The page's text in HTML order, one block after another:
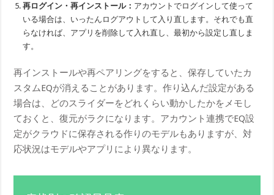
再ログイン・再インストール： アカウントでログインして使って
いる場合は、いったんログアウトして入り直します。それでも直
らなければ、アプリを削除して入れ直し、最初から設定し直しま
す。
再インストールや再ペアリングをすると、保存していたカ
スタムEQが消えることがあります。作り込んだ設定がある
場合は、どのスライダーをどれくらい動かしたかをメモし
ておくと、復元がラクになります。アカウント連携でEQ設
定がクラウドに保存される作りのモデルもありますが、対
応状況はモデルやアプリにより異なります。